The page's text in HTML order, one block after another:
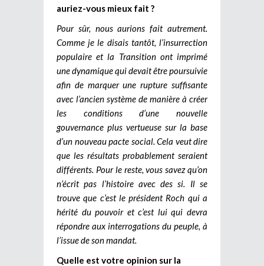
auriez-vous mieux fait ?
Pour sûr, nous aurions fait autrement.
Comme je le disais tantôt, l’insurrection
populaire et la Transition ont imprimé
une dynamique qui devait être poursuivie
afin de marquer une rupture suffisante
avec l’ancien système de manière à créer
les conditions d’une nouvelle
gouvernance plus vertueuse sur la base
d’un nouveau pacte social. Cela veut dire
que les résultats probablement seraient
différents. Pour le reste, vous savez qu’on
n’écrit pas l’histoire avec des si. Il se
trouve que c’est le président Roch qui a
hérité du pouvoir et c’est lui qui devra
répondre aux interrogations du peuple, à
l’issue de son mandat.
Quelle est votre opinion sur la